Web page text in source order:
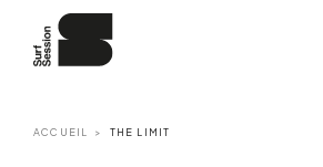
ACCUEIL THE LIMIT